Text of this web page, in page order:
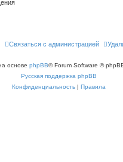
Связаться с администрацией
основе phpBB® Forum Software ©
Русская поддержка phpBB
Конфиденциальность | Правила